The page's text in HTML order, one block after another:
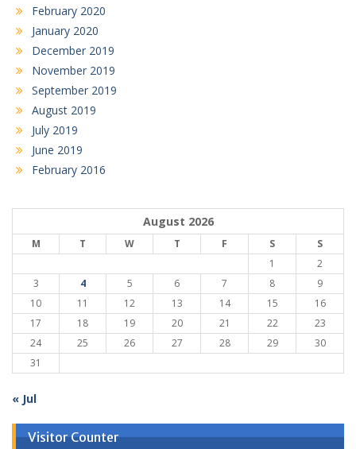
February 2020
January 2020
December 2019
November 2019
September 2019
August 2019
July 2019
June 2019
February 2016
August 2026
M T W T F S
S
1
2
3
4 5 6 7 8
9
10
11 12 13 14 15
16
17
18 19 20 21 22
23
24
25 26 27 28 29
30
31
« Jul
Visitor Counter